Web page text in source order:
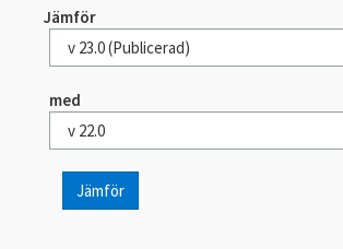
Jämför
med
Jämför